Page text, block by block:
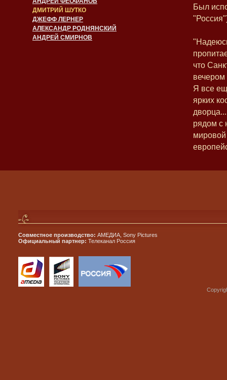
ДМИТРИЙ ШУТКО
ДЖЕФФ ЛЕРНЕР
АЛЕКСАНДР РОДНЯНСКИЙ
АНДРЕЙ СМИРНОВ
Был
что
Я все
ярких
рядом с
мировой
Совместное производство: АМЕДИА, Sony Pictures
Официальный партнер: Телеканал Россия